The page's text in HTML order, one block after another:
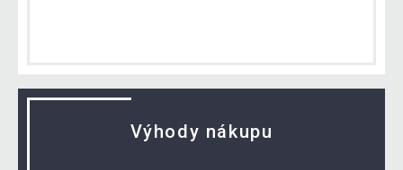
Výhody nákupu